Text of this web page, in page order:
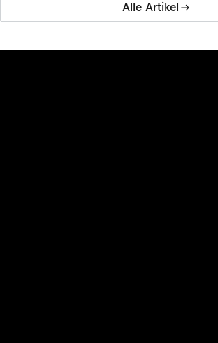
Alle Artikel